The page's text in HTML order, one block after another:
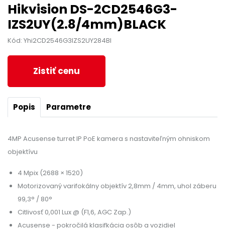
Hikvision DS-2CD2546G3-
IZS2UY(2.8/4mm)BLACK
Kód: Yhi2CD2546G3IZS2UY284Bl
Zistiť cenu
Popis Parametre
4MP Acusense turret IP PoE kamera s nastaviteľným ohniskom
objektívu
4 Mpix (2688 × 1520)
Motorizovaný varifokálny objektív 2,8mm / 4mm, uhol záberu
99,3° / 80°
Citlivosť 0,001 Lux @ (F1,6, AGC Zap.)
Acusense - pokročilá klasifkácia osôb a vozidiel